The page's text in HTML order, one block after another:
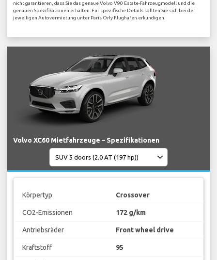
nicht garantieren, dass Sie das genaue Volvo V90 Estate-Fahrzeugmodell und die
genauen Spezifikationen erhalten. Für spezifische Details sollten Sie sich bei der
jeweiligen Autovermietung unter Paris Orly Flughafen erkundigen.
Volvo XC60 Mietfahrzeuge – Spezifikationen
Körpertyp Crossover
CO2-Emissionen 172 g/km
Antriebsräder Front wheel drive
Kraftstoff 95